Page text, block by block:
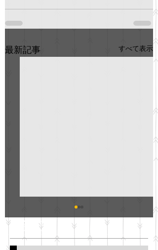
最新記事 すべて表示
明日(11月6日)午後3時～5
階会議室にてGOの説明会
最新記事